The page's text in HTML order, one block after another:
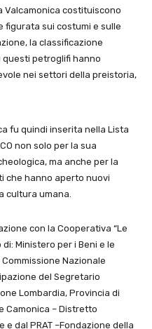
Valcamonica costituiscono
sui costumi e sulle
la classificazione
questi petroglifi hanno
nei settori della preistoria,
fu quindi inserita nella Lista
non solo per la sua
ma anche per la
che hanno aperto nuovi
cultura umana.
con la Cooperativa “Le
Ministero per i Beni e le
Commissione Nazionale
del Segretario
Lombardia, Provincia di
Camonica – Distretto
dal PRAT –Fondazione della